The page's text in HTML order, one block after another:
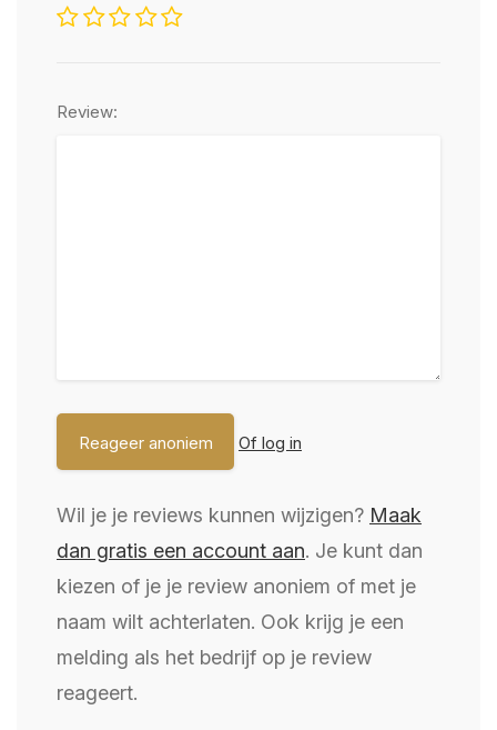
Review:
Of log in
Wil je je reviews kunnen wijzigen? Maak
dan gratis een account aan. Je kunt dan
kiezen of je je review anoniem of met je
naam wilt achterlaten. Ook krijg je een
melding als het bedrijf op je review
reageert.